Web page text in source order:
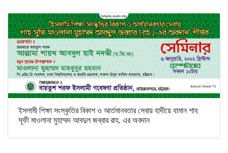
ইসলামী শিক্ষা সংস্কৃতির বিকাশ ও আর্তমানবতার সেবায় হাদীয়ে যামান শাহ
সূফী মাওলানা মুহাম্মদ আবদুল জব্বার রাহ. এর অবদান